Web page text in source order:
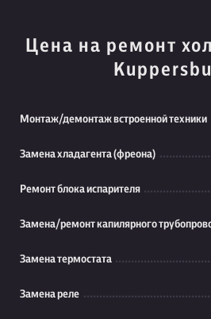
Цена на ремонт
Монтаж/демонтаж встроенной техники
Замена хладагента (фреона)
Ремонт блока испарителя
Замена/ремонт капилярного
Замена термостата
Замена реле